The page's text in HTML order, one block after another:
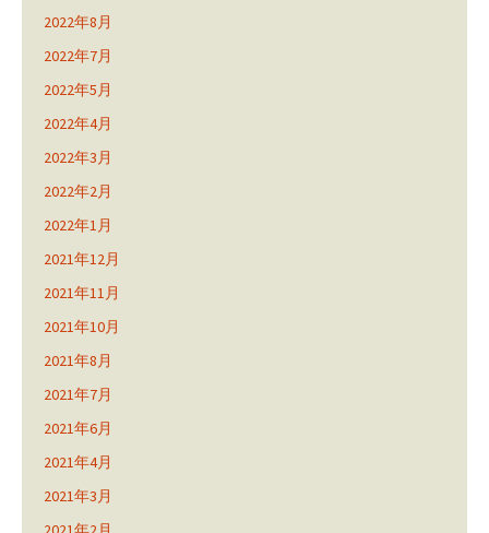
2022年8月
2022年7月
2022年5月
2022年4月
2022年3月
2022年2月
2022年1月
2021年12月
2021年11月
2021年10月
2021年8月
2021年7月
2021年6月
2021年4月
2021年3月